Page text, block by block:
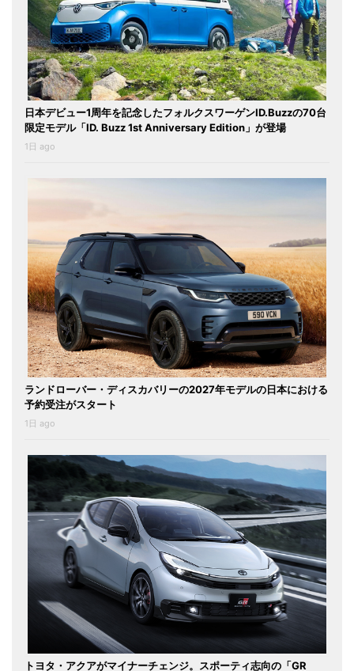
日本デビュー1周年を記念したフォルクスワーゲンID.Buzzの70台
限定モデル「ID. Buzz 1st Anniversary Edition」が登場
1日 ago
ランドローバー・ディスカバリーの2027年モデルの日本における
予約受注がスタート
1日 ago
トヨタ・アクアがマイナーチェンジ。スポーティ志向の「GR